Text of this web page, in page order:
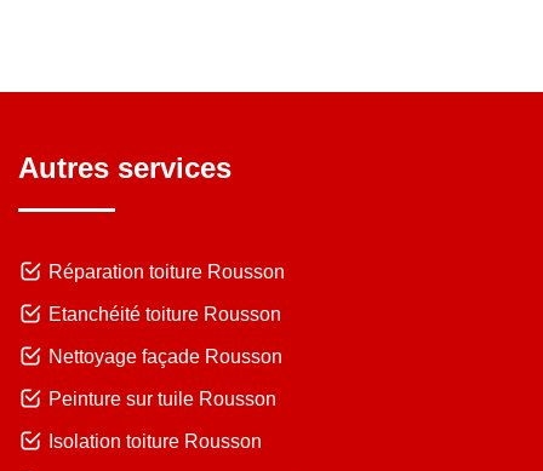
Autres services
Réparation toiture Rousson
Etanchéité toiture Rousson
Nettoyage façade Rousson
Peinture sur tuile Rousson
Isolation toiture Rousson